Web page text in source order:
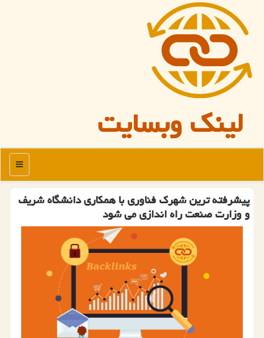
لینک وبسایت
منو
پیشرفته ترین شهرک فناوری با همکاری دانشگاه شریف
و وزارت صنعت راه اندازی می شود